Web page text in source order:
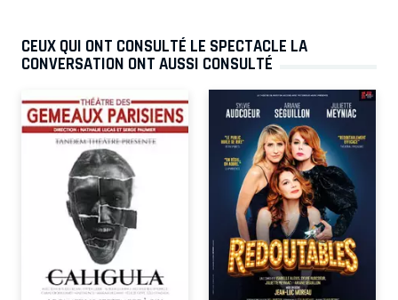
CEUX QUI ONT CONSULTÉ LE SPECTACLE LA
CONVERSATION ONT AUSSI CONSULTÉ